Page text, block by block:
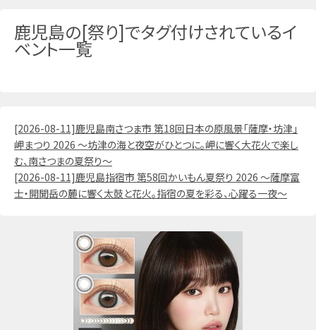
鹿児島の[祭り]でタグ付けされているイ
ベント一覧
[2026-08-11]鹿児島南さつま市 第18回日本の原風景「薩摩・坊津」
岬まつり 2026 ～坊津の海と夜空がひとつに。岬に響く大花火で楽し
む、南さつまの夏祭り～
[2026-08-11]鹿児島指宿市 第58回かいもん夏祭り 2026 ～薩摩富
士・開聞岳の麓に響く太鼓と花火。指宿の夏を彩る、心躍る一夜～